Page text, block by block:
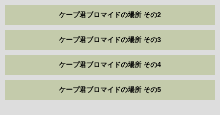
ケープ君ブロマイドの場所 その2
ケープ君ブロマイドの場所 その3
ケープ君ブロマイドの場所 その4
ケープ君ブロマイドの場所 その5